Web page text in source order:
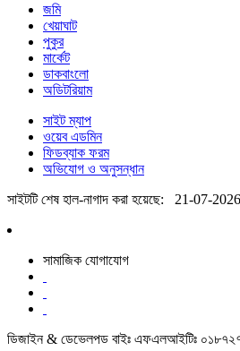
জমি
খেয়াঘাট
পুকুর
মার্কেট
ডাকবাংলো
অডিটরিয়াম
সাইট ম্যাপ
ওয়েব এডমিন
ফিডব্যাক ফরম
অভিযোগ ও অনুসন্ধান
সাইটটি শেষ হাল-নাগাদ করা হয়েছে: 21-07-
সামাজিক যোগাযোগ
ডিজাইন & ডেভেলপড বাইঃ এফএলআইটিঃ